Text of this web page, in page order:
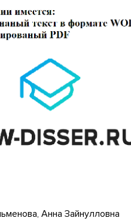
Анна Зайнулловна